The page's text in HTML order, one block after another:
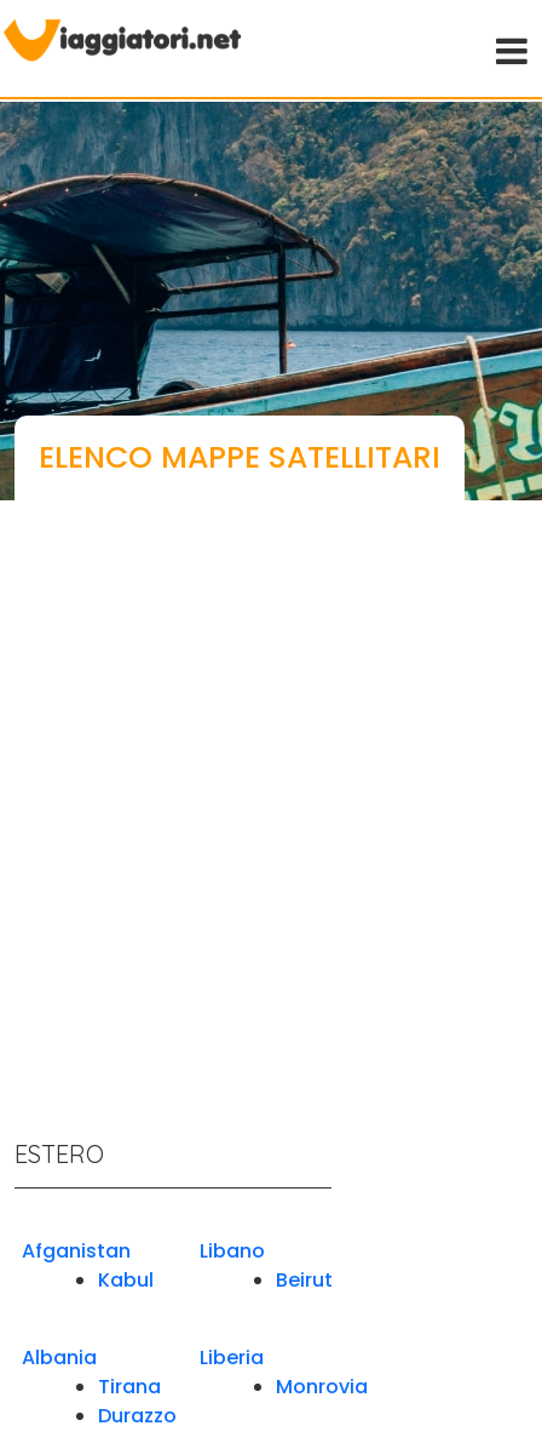
ELENCO MAPPE SATELLITARI
ESTERO
Afganistan
Kabul
Albania
Tirana
Durazzo
Libano
Beirut
Liberia
Monrovia